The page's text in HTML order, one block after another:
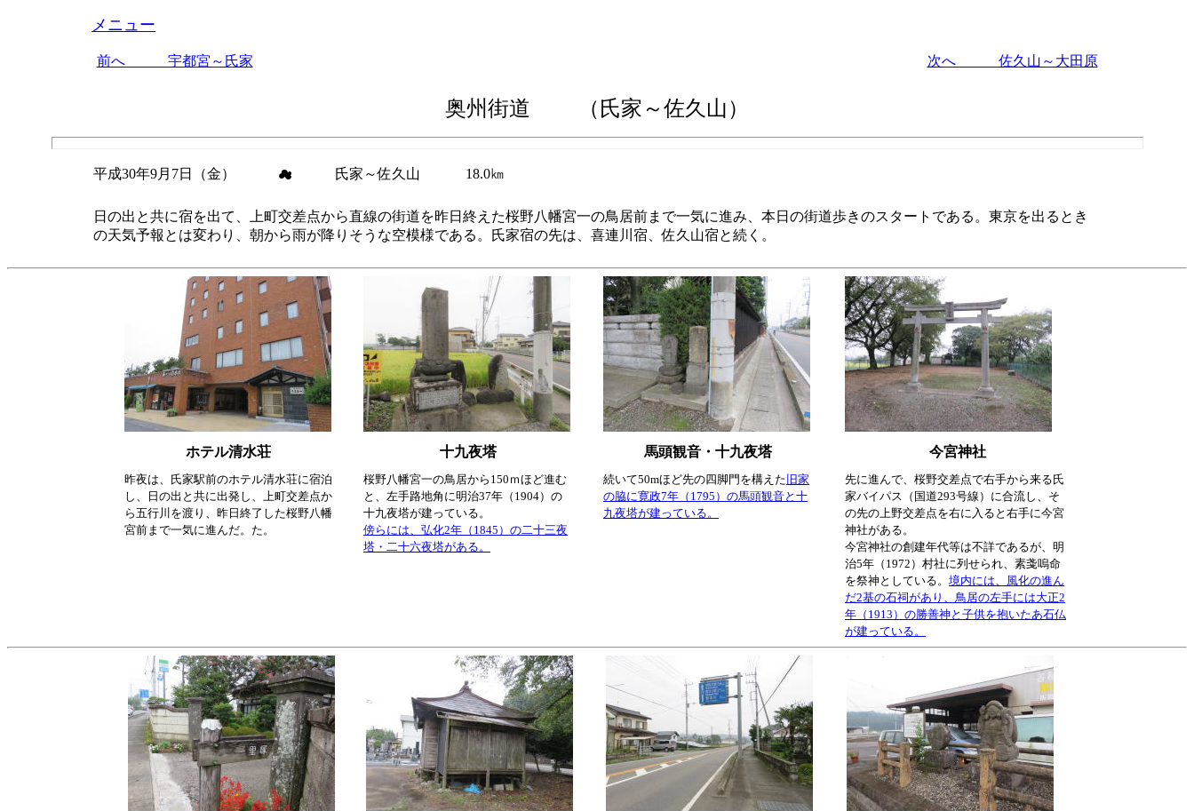
メニュー
前へ 宇都宮～氏家 次へ 佐久山～大田原
奥州街道 （氏家～佐久山）
平成30年9月7日（金） ☁ 氏家～佐久山 18.0㎞
日の出と共に宿を出て、上町交差点から直線の街道を昨日終えた桜野八幡宮一の鳥居前まで一気に進み、本日の街道歩きのスタートである。東京を出るとき
の天気予報とは変わり、朝から雨が降りそうな空模様である。氏家宿の先は、喜連川宿、佐久山宿と続く。
ホテル清水荘 十九夜塔 馬頭観音・十九夜塔 今宮神社
昨夜は、氏家駅前のホテル清水荘に宿泊
し、日の出と共に出発し、上町交差点か
ら五行川を渡り、昨日終了した桜野八幡
宮前まで一気に進んだ。た。
桜野八幡宮一の鳥居から150ｍほど進む
と、左手路地角に明治37年（1904）の
十九夜塔が建っている。
傍らには、弘化2年（1845）の二十三夜
塔・二十六夜塔がある。
続いて50mほど先の四脚門を構えた 旧家
の脇に寛政7年（1795）の馬頭観音と十
九夜塔が建っている。
先に進んで、桜野交差点で右手から来る氏
家バイパス（国道293号線）に合流し、そ
の先の上野交差点を右に入ると右手に今宮
神社がある。
今宮神社の創建年代等は不詳であるが、明
治5年（1972）村社に列せられ、素戔嗚命
を祭神としている。 境内には、風化の進ん
だ2基の石祠があり、鳥居の左手には大正2
年（1913）の勝善神と子供を抱いたあ石仏
が建っている。